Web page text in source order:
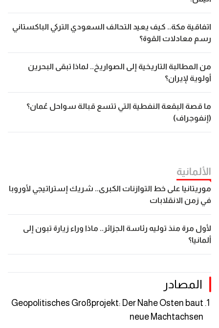
اتفاقية مكة.. كيف يعيد التحالف السعودي التركي الباكستاني
رسم معادلات القوة؟
من المطالبة التاريخية إلى الصواريخ.. لماذا تبقى البحرين
أولوية لإيران؟
ما قصة البقعة النفطية التي تتسع قبالة سواحل عُمان؟
(إنفوجراف)
الألمانیة
موريتانيا على خط التوازنات الكبرى.. شريك إستراتيجي لأوروبا
في زمن الانقلابات
لأول مرة منذ توليه رئاسة الجزائر.. ماذا وراء زيارة تبون إلى
ألمانيا؟
المصادر
Geopolitisches Großprojekt: Der Nahe Osten baut
neue Machtachsen